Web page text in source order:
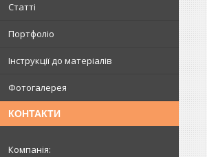
Статті
Портфоліо
Інструкції до матеріалів
Фотогалерея
КОНТАКТИ